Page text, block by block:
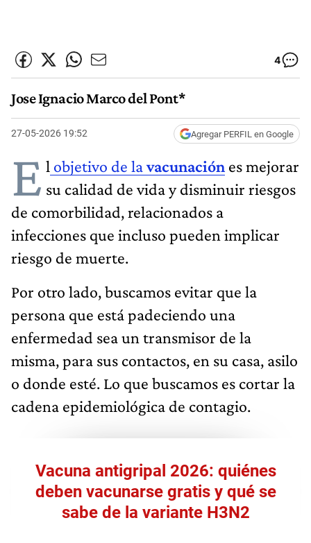
4
Jose Ignacio Marco del Pont*
27-05-2026 19:52 Agregar PERFIL en Google
E l objetivo de lavacunación es mejorar
su calidad de vida y disminuir riesgos
de comorbilidad, relacionados a
infecciones que incluso pueden implicar
riesgo de muerte.
Por otro lado, buscamos evitar que la
persona que está padeciendo una
enfermedad sea un transmisor de la
misma, para sus contactos, en su casa, asilo
o donde esté. Lo que buscamos es cortar la
cadena epidemiológica de contagio.
Vacuna antigripal 2026: quiénes
deben vacunarse gratis y qué se
sabe de la variante H3N2